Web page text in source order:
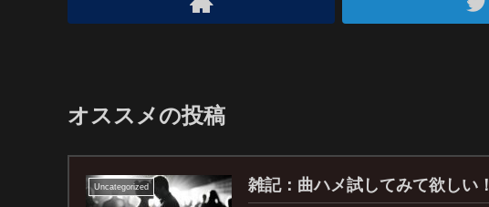
オススメの投稿
Uncategorized 雑記：曲ハメ試してみて欲しい！